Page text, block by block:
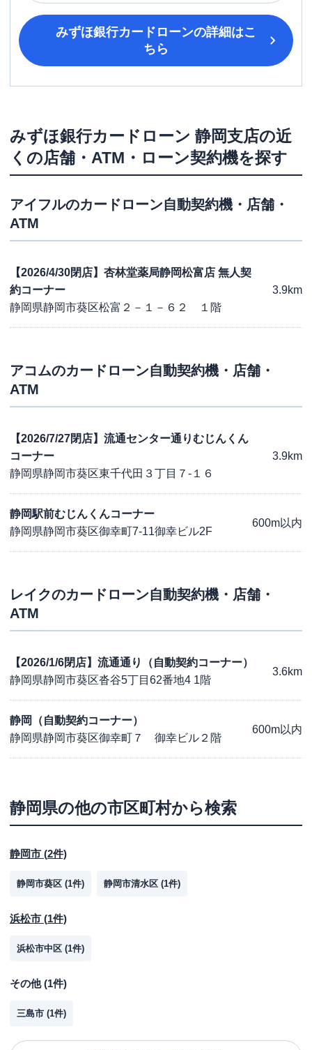
みずほ銀行カードローンの詳細はこ
ちら
みずほ銀行カードローン 静岡支店の近
くの店舗・ATM・ローン契約機を探す
アイフルのカードローン自動契約機・店舗・
ATM
【2026/4/30閉店】杏林堂薬局静岡松富店 無人契
約コーナー
静岡県静岡市葵区松富２－１－６２ １階
3.9km
アコムのカードローン自動契約機・店舗・
ATM
【2026/7/27閉店】流通センター通りむじんくん
コーナー
静岡県静岡市葵区東千代田３丁目７-１６
3.9km
静岡駅前むじんくんコーナー
静岡県静岡市葵区御幸町7-11御幸ビル2F
600m以内
レイクのカードローン自動契約機・店舗・
ATM
【2026/1/6閉店】流通通り（自動契約コーナー）
静岡県静岡市葵区沓谷5丁目62番地4 1階
3.6km
静岡（自動契約コーナー）
静岡県静岡市葵区御幸町７ 御幸ビル２階
600m以内
静岡県の他の市区町村から検索
静岡市 (2件)
静岡市葵区 (1件) 静岡市清水区 (1件)
浜松市 (1件)
浜松市中区 (1件)
その他(1件)
三島市 (1件)